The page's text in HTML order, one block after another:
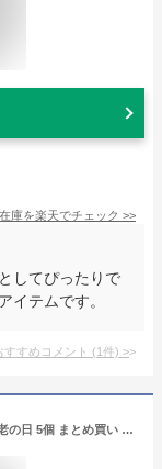
庫を楽天でチェック >>
してぴったりで
イテムです。
すすめコメント (1件) >
4日20時~15%オフ! ハンドクリーム ギフト 敬老の日 5個 まとめ買い ばらまき プレゼント ハンド クリーム ミニ サイズ 大量 ちょっとした お礼 退職 挨拶 産休 職場 お返し 500円以内 女性 かわいい ハンドクリームプレゼント コスメギフト ハンドクリームギフトセット